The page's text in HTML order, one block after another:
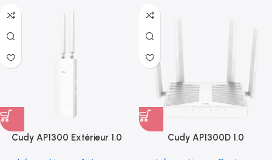
Cudy AP1300 Extérieur 1.0 Cudy AP1300D 1.0